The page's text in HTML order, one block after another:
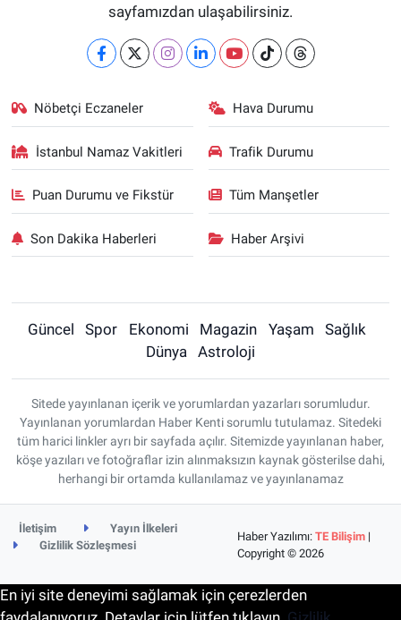
sayfamızdan ulaşabilirsiniz.
Nöbetçi Eczaneler Hava Durumu
İstanbul Namaz Vakitleri Trafik Durumu
Puan Durumu ve Fikstür Tüm Manşetler
Son Dakika Haberleri Haber Arşivi
Güncel Spor Ekonomi Magazin Yaşam
Sağlık
Dünya
Astroloji
Sitede yayınlanan içerik ve yorumlardan yazarları sorumludur.
Yayınlanan yorumlardan Haber Kenti sorumlu tutulamaz. Sitedeki
tüm harici linkler ayrı bir sayfada açılır. Sitemizde yayınlanan haber,
köşe yazıları ve fotoğraflar izin alınmaksızın kaynak gösterilse dahi,
herhangi bir ortamda kullanılamaz ve yayınlanamaz
İletişim
Yayın İlkeleri
Gizlilik Sözleşmesi
Haber Yazılımı:TE Bilişim |
Copyright © 2026
En iyi site deneyimi sağlamak için çerezlerden